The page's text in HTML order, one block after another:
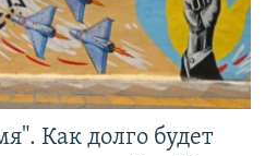
Как долго будет